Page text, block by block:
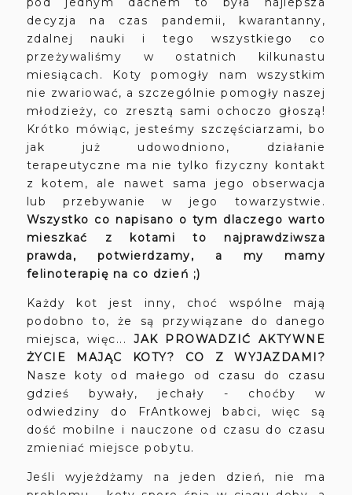
decyzja na czas pandemii, kwarantanny,
zdalnej nauki i tego wszystkiego co
przeżywaliśmy w ostatnich kilkunastu
miesiącach. Koty pomogły nam wszystkim
nie zwariować, a szczególnie pomogły naszej
młodzieży, co zresztą sami ochoczo głoszą!
Krótko mówiąc, jesteśmy szczęściarzami, bo
jak już udowodniono, działanie
terapeutyczne ma nie tylko fizyczny kontakt
z kotem, ale nawet sama jego obserwacja
lub przebywanie w jego towarzystwie.
Wszystko co napisano o tym dlaczego warto
mieszkać z kotami to najprawdziwsza
prawda, potwierdzamy, a my mamy
felinoterapię na co dzień ;)
Każdy kot jest inny, choć wspólne mają
podobno to, że są przywiązane do danego
miejsca, więc... JAK PROWADZIĆ AKTYWNE
ŻYCIE MAJĄC KOTY? CO Z WYJAZDAMI?
Nasze koty od małego od czasu do czasu
gdzieś bywały, jechały - choćby w
odwiedziny do FrAntkowej babci, więc są
dość mobilne i nauczone od czasu do czasu
zmieniać miejsce pobytu.
Jeśli wyjeżdżamy na jeden dzień, nie ma